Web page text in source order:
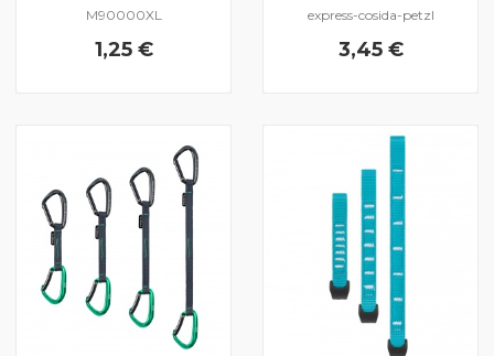
M90000XL
1,25 €
express-cosida-petzl
3,45 €